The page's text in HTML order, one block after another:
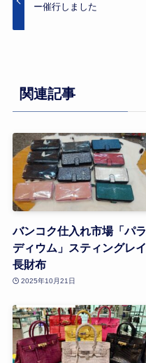
ー催行しました
関連記事
バンコク仕入れ市場「パラ
ディウム」スティングレイ
長財布
2025年10月21日